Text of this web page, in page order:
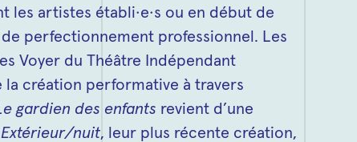
les artistes établi·e·s ou en début de
perfectionnement professionnel. Les
Voyer du Théâtre Indépendant
création performative à travers
gardien des enfants revient d’une
Extérieur/nuit, leur plus récente création,